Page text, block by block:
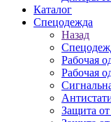
Каталог
Спецодежда
Назад
Рабочая
Рабочая
Защита